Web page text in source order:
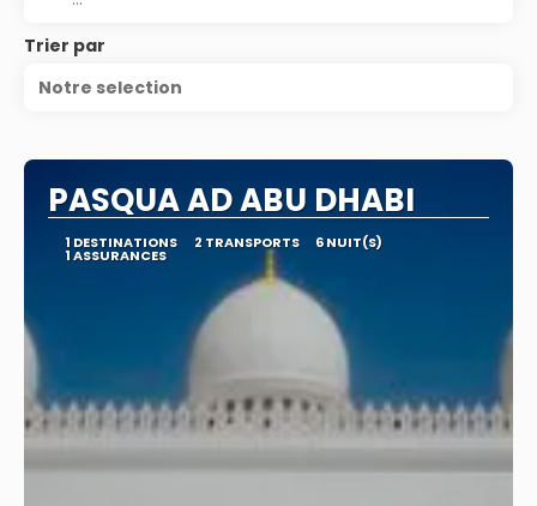
Trier par
Notre selection
PASQUA AD ABU DHABI
1 DESTINATIONS 2 TRANSPORTS 6 NUIT(S)
1 ASSURANCES